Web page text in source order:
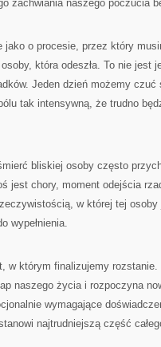
zachwiania naszego poczucia
jako o procesie, przez który
która odeszła. To nie jest
Jeden dzień możemy
tak intensywną, że trudno
bliskiej osoby często
jest chory, moment odejścia
w której tej
wypełnienia.
w którym finalizujemy
naszego życia i rozpoczyna
wymagające
najtrudniejszą część